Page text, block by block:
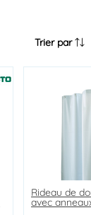
Trier par
Rideau de
avec